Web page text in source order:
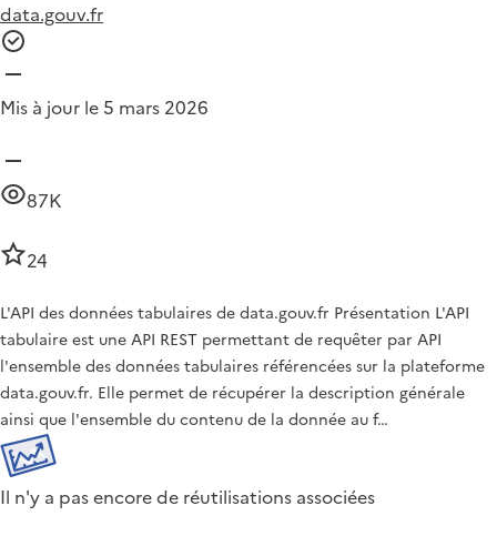
data.gouv.fr
Mis à jour le 5 mars 2026
87K
24
L'API des données tabulaires de data.gouv.fr Présentation L'API
tabulaire est une API REST permettant de requêter par API
l'ensemble des données tabulaires référencées sur la plateforme
data.gouv.fr. Elle permet de récupérer la description générale
ainsi que l'ensemble du contenu de la donnée au f…
Il n'y a pas encore de réutilisations associées